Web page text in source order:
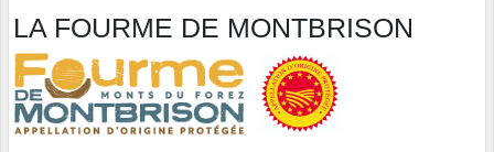
LA FOURME DE MONTBRISON